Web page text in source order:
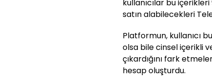
kullanıcılar bu
satın alabilecekleri
Platformun, kullanıcı
olsa bile cinsel içerikli
çıkardığını fark
hesap oluşturdu.